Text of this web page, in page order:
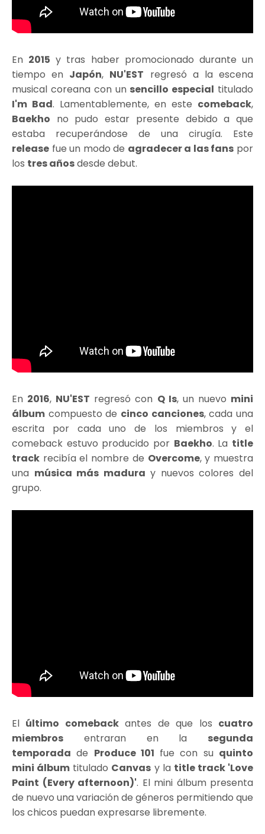
En 2015 y tras haber promocionado durante un
tiempo en Japón, NU'EST regresó a la escena
musical coreana con un sencillo especial titulado
I'm Bad. Lamentablemente, en este comeback,
Baekho no pudo estar presente debido a que
estaba recuperándose de una cirugía. Este
release fue un modo de agradecer a las fans por
los tres añosdesde debut.
En 2016, NU'EST regresó con Q Is, un nuevo mini
álbum compuesto de cinco canciones, cada una
escrita por cada uno de los miembros y el
comeback estuvo producido por Baekho. La title
track recibía el nombre de Overcome, y muestra
una música más madura y nuevos colores del
grupo.
El último comebackantes de que los cuatro
miembros entraran en la segunda
temporada de Produce 101 fue con su quinto
mini álbum titulado Canvas y la title track 'Love
Paint (Every afternoon)'. El mini álbum presenta
de nuevo una variación de géneros permitiendo que
los chicos puedan expresarse libremente.